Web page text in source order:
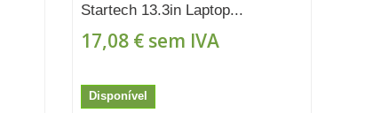
Startech 13.3in Laptop...
17,08 €sem IVA
Disponível